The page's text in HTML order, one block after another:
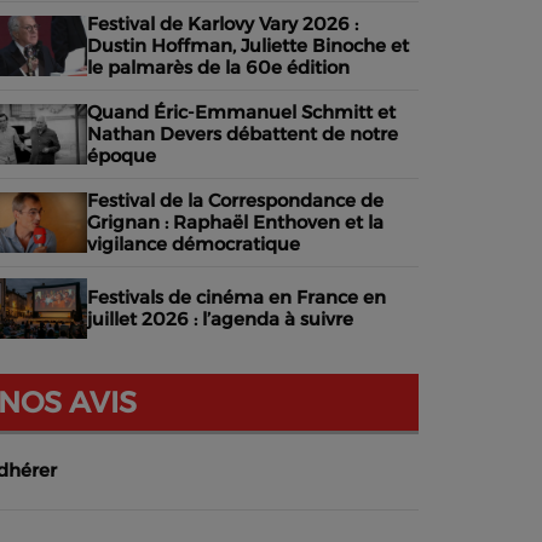
Festival de Karlovy Vary 2026 :
Dustin Hoffman, Juliette Binoche et
le palmarès de la 60e édition
Quand Éric-Emmanuel Schmitt et
Nathan Devers débattent de notre
époque
Festival de la Correspondance de
Grignan : Raphaël Enthoven et la
vigilance démocratique
Festivals de cinéma en France en
juillet 2026 : l’agenda à suivre
AVIS